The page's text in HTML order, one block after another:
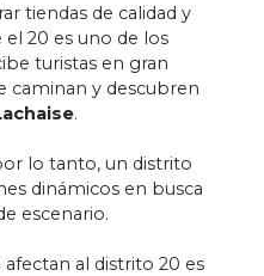
tiendas de calidad y
el 20 es uno de los
turistas en gran
caminan y descubren
.
lo tanto, un distrito
dinámicos en busca
escenario.
al distrito 20 es